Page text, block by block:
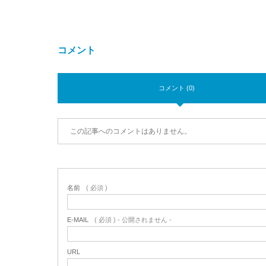
コメント
コメント (0)
この記事へのコメントはありません。
名前 ( 必須 )
E-MAIL ( 必須 ) - 公開されません -
URL